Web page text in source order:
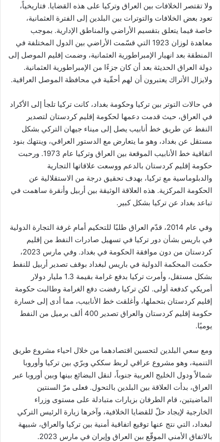
ولا تقتصر الخلافات بين العراق وتركيا على هذه القضايا. فتاريخياً،
تعود بعض الخلافات والتوترات بين البلدين إلى الفترة العثمانية،
خاصة فيما يتعلق بتقسيم الأراضي والمناطق الإدارية. بموجب
معاهدة لوزان 1923 التي قسّمت الأراضي بين الدول المختلفة في
المنطقة بعد انهيار الإمبراطورية العثمانية، وضمت إقليم الموصل إلى
دولة العراق الحديثة بعد أن كان جزءًا من الإمبراطورية العثمانية.
ولايزال الأتراك يعتبرون أن لهم أحقّية في محافظة الموصل العراقية.
في حالات التوتر بين تركيا وحكومة بغداد، كانت تركيا تلجأ إلى الأكراد
في العراق، حيث قدمت دعمها لحكومة إقليم كردستان لتصدير
النفط عن طريق خط أنابيب يصل إلى ميناء جيهان التركي بشكل
مستقل عن بغداد، وهو ما يتعارض مع الدستور العراقي، وينتهك بنود
اتفاقية خط الأنابيب الموقعة بين العراق وتركيا عام 1973. ورحبت
حكومة إقليم كردستان بالدعم ووسعت علاقاتها التجارية
والدبلوماسية مع تركيا، بهدف تحقيق درجة من الاستقلالية عن
الحكومة المركزية. هذه العلاقة الوثيقة بين أربيل وأنقرة ساهمت في
تباعد بغداد عن تركيا بشكل كبير.
وفي عام 2014، قدّم العراق طلبًا للتحكيم أمام غرفة التجارة الدولية
في باريس بشأن دور تركيا في تسهيل صادرات النفط من إقليم
كردستان من دون موافقة الحكومة في بغداد. وفي مارس 2023،
حكمت المحكمة الدولية في باريس لبغداد بوقف تصدير أربيل للنفط
بشكل مستقل، وأمرت تركيا بدفع غرامة بقيمة 1.3 مليار دولار
أمريكي كدفعة أولى. لكن تركيا رفضت دفع الغرامة وطالبت حكومة
إقليم كردستان بتحملها، وأغلقت خط الأنابيب، مما أدى إلى خسارة
حكومة إقليم كردستان والعراق تصدير 400 ألف برميل من النفط
يوميًا.
ومع سعي البلدين لتحسين اقتصادهما من خلال احياء مشروع طريق
التنمية، وهو مشروع عراقي لربط سككي وبرّي بين تركيا وأوروبا
شمالاً ودول الخليج العربية جنوباً، لنقل البضائع بينها وبين أوروبا عبر
العراق، بدأت العلاقة بين البلدين بالتحول. فعلى مرّ السنتين
الماضيتين، قام الطرفان بزيارات متبادلة على مستوى وزراء
الخارجية لإيجاد حلّ للقضايا الخلافية، وآخرها زيارة الرئيس التركي
لبغداد، التي نتج عنها توقيع اتفاقية أمنية بين تركيا والعراق، شبيهة
بالاتفاق الأمني الموقّع بين العراق وإيران في مارس 2023.